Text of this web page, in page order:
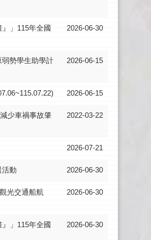
」115年全國
2026-06-30
勢學生助學計
2026-06-15
2026-06-15
少車禍事故肇
2022-03-22
2026-07-21
活動 2026-06-30
光交通船航
2026-06-30
」115年全國
2026-06-30